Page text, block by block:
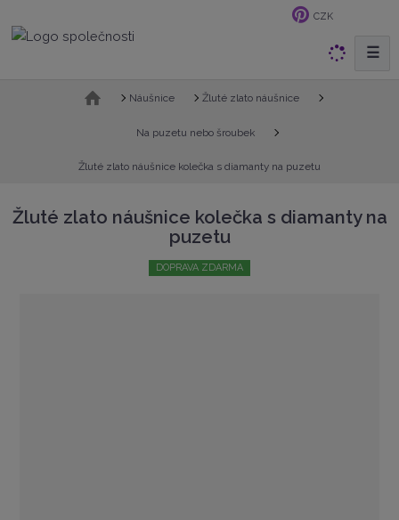
CZK
☰
Ú
n
t
Náušnice Žluté zlato náušnice
Na puzetu nebo šroubek
Žluté zlato náušnice kolečka s diamanty na puzetu
Žluté zlato náušnice kolečka s diamanty na
puzetu
DOPRAVA ZDARMA